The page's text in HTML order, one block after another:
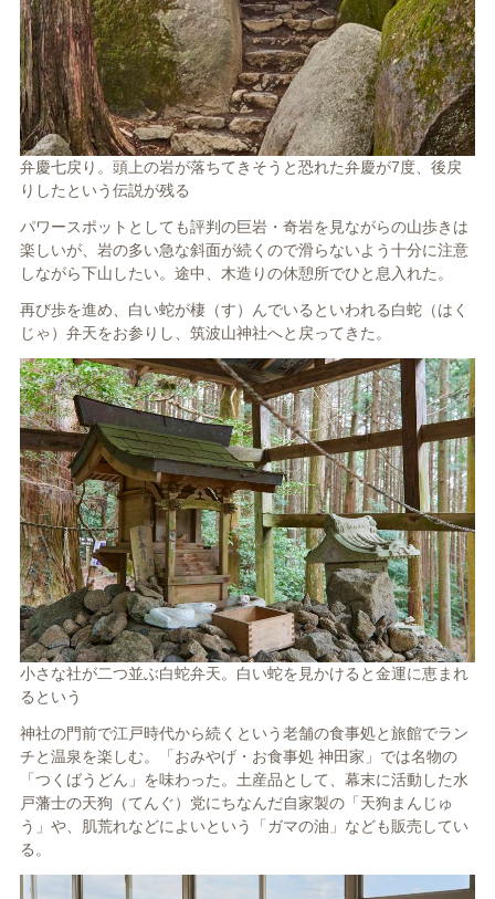
弁慶七戻り。頭上の岩が落ちてきそうと恐れた弁慶が7度、後戻
りしたという伝説が残る
パワースポットとしても評判の巨岩・奇岩を見ながらの山歩きは
楽しいが、岩の多い急な斜面が続くので滑らないよう十分に注意
しながら下山したい。途中、木造りの休憩所でひと息入れた。
再び歩を進め、白い蛇が棲（す）んでいるといわれる白蛇（はく
じゃ）弁天をお参りし、筑波山神社へと戻ってきた。
小さな社が二つ並ぶ白蛇弁天。白い蛇を見かけると金運に恵まれ
るという
神社の門前で江戸時代から続くという老舗の食事処と旅館でラン
チと温泉を楽しむ。「おみやげ・お食事処 神田家」では名物の
「つくばうどん」を味わった。土産品として、幕末に活動した水
戸藩士の天狗（てんぐ）党にちなんだ自家製の「天狗まんじゅ
う」や、肌荒れなどによいという「ガマの油」なども販売してい
る。